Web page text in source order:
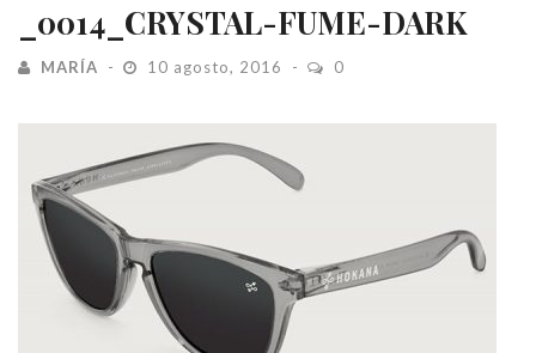
_0014_CRYSTAL-FUME-DARK
MARÍA 10 agosto, 2016 0